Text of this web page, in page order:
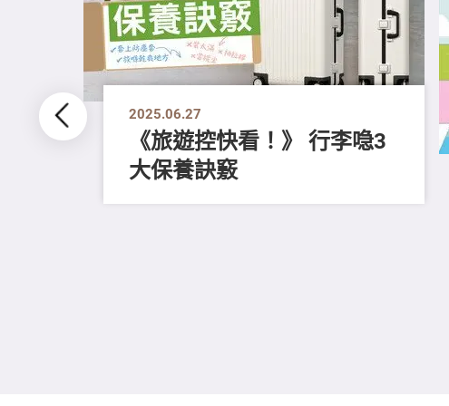
2025.06.27
《旅遊控快看！》 行李喼3
大保養訣竅